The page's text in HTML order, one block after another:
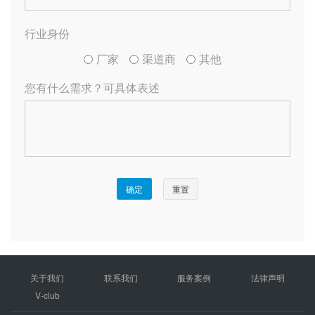
关于我们 联系我们 服务案例
法律声明
V-club